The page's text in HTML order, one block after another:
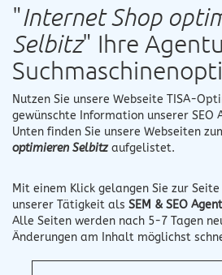
"Internet Shop
Selbitz" Ihre
Nutzen Sie unsere Webseite TISA-
gewünschte Information unserer SEO
Unten finden Sie unsere Webseiten
optimieren Selbitzaufgelistet.
Mit einem Klick gelangen Sie zur
unserer Tätigkeit als SEM & SEO
Alle Seiten werden nach 5-7 Tagen
Änderungen am Inhalt möglichst